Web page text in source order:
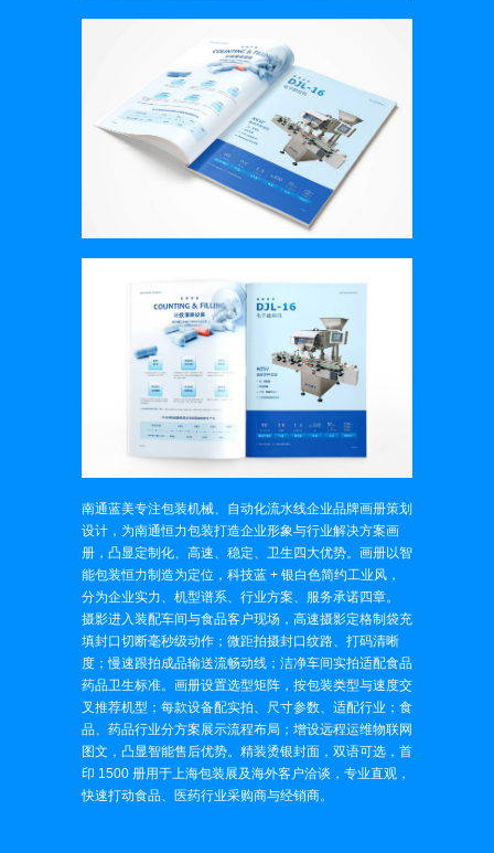
南通蓝美专注包装机械、自动化流水线企业品牌画册策划
设计，为南通恒力包装打造企业形象与行业解决方案画
册，凸显定制化、高速、稳定、卫生四大优势。画册以智
能包装恒力制造为定位，科技蓝 + 银白色简约工业风，
分为企业实力、机型谱系、行业方案、服务承诺四章。
摄影进入装配车间与食品客户现场，高速摄影定格制袋充
填封口切断毫秒级动作；微距拍摄封口纹路、打码清晰
度；慢速跟拍成品输送流畅动线；洁净车间实拍适配食品
药品卫生标准。画册设置选型矩阵，按包装类型与速度交
叉推荐机型；每款设备配实拍、尺寸参数、适配行业；食
品、药品行业分方案展示流程布局；增设远程运维物联网
图文，凸显智能售后优势。精装烫银封面，双语可选，首
印 1500 册用于上海包装展及海外客户洽谈，专业直观，
快速打动食品、医药行业采购商与经销商。